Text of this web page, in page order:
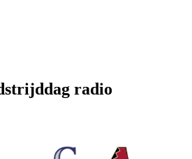
radio